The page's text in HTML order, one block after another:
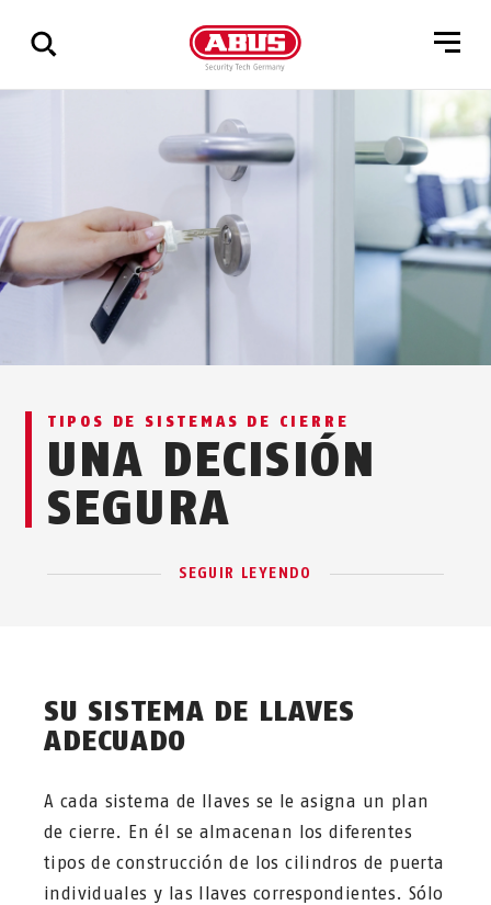
resultados
TIPOS DE SISTEMAS DE CIERRE
UNA DECISIÓN
SEGURA
SEGUIR LEYENDO
SU SISTEMA DE LLAVES
ADECUADO
A cada sistema de llaves se le asigna un plan
de cierre. En él se almacenan los diferentes
tipos de construcción de los cilindros de puerta
individuales y las llaves correspondientes. Sólo